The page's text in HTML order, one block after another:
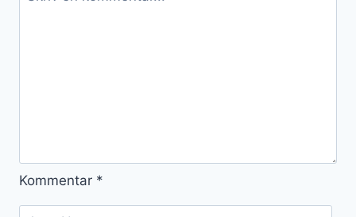
Kommentar *